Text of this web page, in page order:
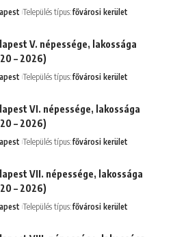
Település típus:fővárosi kerület
V. népessége, lakossága
– 2026)
Település típus:fővárosi kerület
VI. népessége, lakossága
– 2026)
Település típus:fővárosi kerület
VII. népessége, lakossága
– 2026)
Település típus:fővárosi kerület